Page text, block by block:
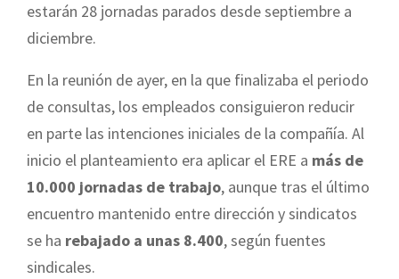
estarán 28 jornadas parados desde septiembre a
diciembre.
En la reunión de ayer, en la que finalizaba el periodo
de consultas, los empleados consiguieron reducir
en parte las intenciones iniciales de la compañía. Al
inicio el planteamiento era aplicar el ERE a más de
10.000 jornadas de trabajo, aunque tras el último
encuentro mantenido entre dirección y sindicatos
se ha rebajado a unas 8.400, según fuentes
sindicales.